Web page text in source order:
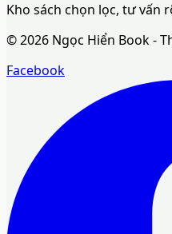
Kho sách chọn lọc, tư vấn
©2026 Ngọc Hiển Book -
Facebook